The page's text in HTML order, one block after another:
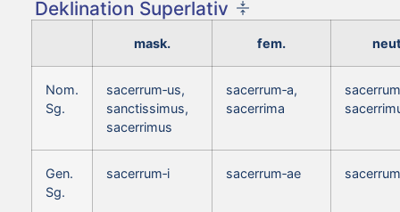
Deklination Superlativ
mask. fem.
Nom.
Sg.
sacerrum‑us,
sanctissimus,
sacerrimus
sacerrum‑a,
sacerrima
Gen.
Sg.
sacerrum‑i sacerrum‑ae